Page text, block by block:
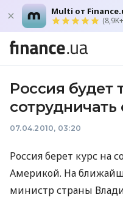
Multi от
Россия будет
сотрудничать
07.04.2010, 03:20
Россия берет курс на
Америкой. На
министр страны